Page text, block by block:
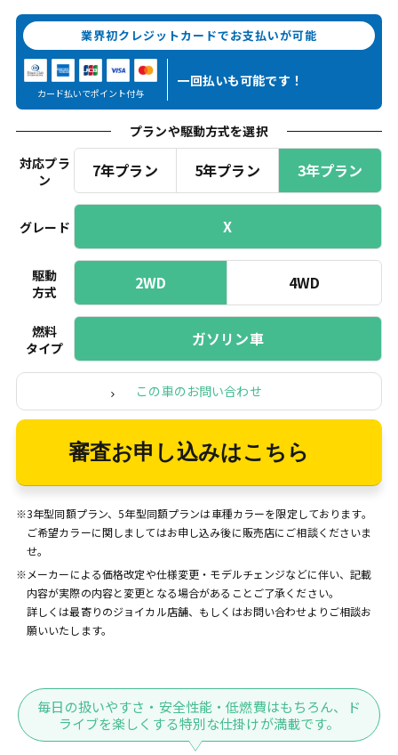
業界初クレジットカードでお支払いが可能
カード払いでポイント付与
一回払いも可能です！
プランや駆動方式を選択
対応プラ
ン
7年プラン 5年プラン 3年プラン
グレード X
駆動
方式
2WD 4WD
燃料
タイプ
ガソリン車
この車のお問い合わせ
審査お申し込みはこちら
※3年型同額プラン、5年型同額プランは車種カラーを限定しております。
ご希望カラーに関しましてはお申し込み後に販売店にご相談くださいま
せ。
※メーカーによる価格改定や仕様変更・モデルチェンジなどに伴い、記載
内容が実際の内容と変更となる場合があることご了承ください。
詳しくは最寄りのジョイカル店舗、もしくはお問い合わせよりご相談お
願いいたします。
毎日の扱いやすさ・安全性能・低燃費はもちろん、ド
ライブを楽しくする特別な仕掛けが満載です。